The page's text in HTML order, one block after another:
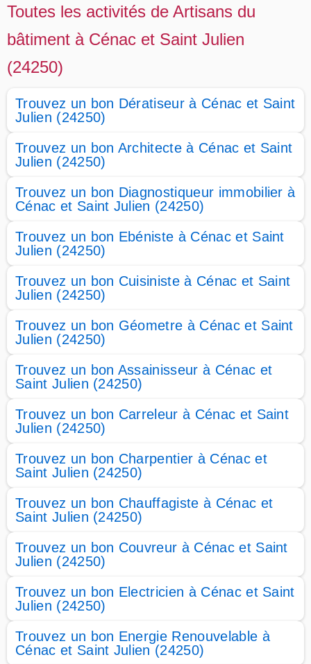
Toutes les activités de Artisans du
bâtiment à Cénac et Saint Julien
(24250)
Trouvez un bon Dératiseur à Cénac et Saint
Julien (24250)
Trouvez un bon Architecte à Cénac et Saint
Julien (24250)
Trouvez un bon Diagnostiqueur immobilier à
Cénac et Saint Julien (24250)
Trouvez un bon Ebéniste à Cénac et Saint
Julien (24250)
Trouvez un bon Cuisiniste à Cénac et Saint
Julien (24250)
Trouvez un bon Géometre à Cénac et Saint
Julien (24250)
Trouvez un bon Assainisseur à Cénac et
Saint Julien (24250)
Trouvez un bon Carreleur à Cénac et Saint
Julien (24250)
Trouvez un bon Charpentier à Cénac et
Saint Julien (24250)
Trouvez un bon Chauffagiste à Cénac et
Saint Julien (24250)
Trouvez un bon Couvreur à Cénac et Saint
Julien (24250)
Trouvez un bon Electricien à Cénac et Saint
Julien (24250)
Trouvez un bon Energie Renouvelable à
Cénac et Saint Julien (24250)